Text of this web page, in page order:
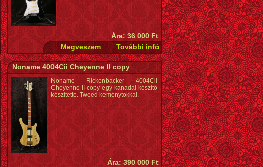
Ára: 36 000 Ft
Noname 4004Cii Cheyenne II copy
Noname Rickenbacker 4004Cii
Cheyenne II copy egy kanadai készítő
készítette. Tweed keménytokkal.
Ára: 390 000 Ft